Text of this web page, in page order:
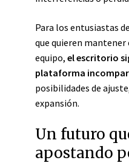
Para los entusiastas
que quieren
equipo, el escritorio
plataforma
posibilidades de
expansión.
Un futuro
apostando